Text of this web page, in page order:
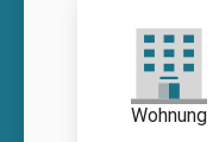
Wohnung